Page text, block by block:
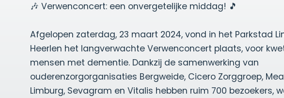
🎶 Verwenconcert: een onvergetelijke middag! 🎵
Afgelopen zaterdag, 23 maart 2024, vond in het Parkstad
Heerlen het langverwachte Verwenconcert plaats, voor
mensen met dementie. Dankzij de samenwerking van
ouderenzorgorganisaties Bergweide, Cicero Zorggroep,
Limburg, Sevagram en Vitalis hebben ruim 700 bezoekers,